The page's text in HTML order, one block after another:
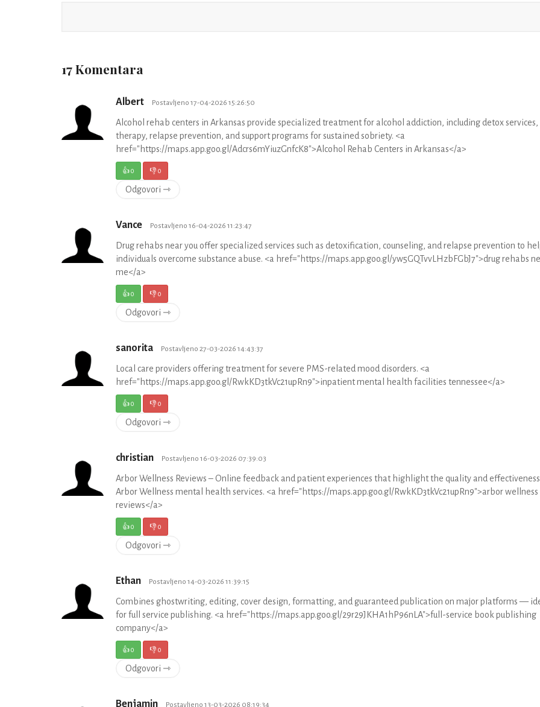
17 Komentara
Albert Postavljeno 17-04-2026 15:26:50
Alcohol rehab centers in Arkansas provide specialized treatment for alcohol addiction, including detox services,
therapy, relapse prevention, and support programs for sustained sobriety. <a
href="https://maps.app.goo.gl/Adcrs6mYiuzGnfcK8">Alcohol Rehab Centers in Arkansas</a>
👍0 👎0
Odgovori ⇾
Vance Postavljeno 16-04-2026 11:23:47
Drug rehabs near you offer specialized services such as detoxification, counseling, and relapse prevention to
individuals overcome substance abuse. <a href="https://maps.app.goo.gl/yw5GQTvvLHzbFGbJ7">drug rehabs
me</a>
👍0 👎0
Odgovori ⇾
sanorita Postavljeno 27-03-2026 14:43:37
Local care providers offering treatment for severe PMS-related mood disorders. <a
href="https://maps.app.goo.gl/RwkKD3tkVc21upRn9">inpatient mental health facilities tennessee</a>
👍0 👎0
Odgovori ⇾
christian Postavljeno 16-03-2026 07:39:03
Arbor Wellness Reviews – Online feedback and patient experiences that highlight the quality and
Arbor Wellness mental health services. <a href="https://maps.app.goo.gl/RwkKD3tkVc21upRn9">arbor wellness
reviews</a>
👍0 👎0
Odgovori ⇾
Ethan Postavljeno 14-03-2026 11:39:15
Combines ghostwriting, editing, cover design, formatting, and guaranteed publication on major platforms —
for full service publishing. <a href="https://maps.app.goo.gl/29r29JKHA1hP96nLA">full-service book publishing
company</a>
👍0 👎0
Odgovori ⇾
Benjamin Postavljeno 13-03-2026 08:19:34